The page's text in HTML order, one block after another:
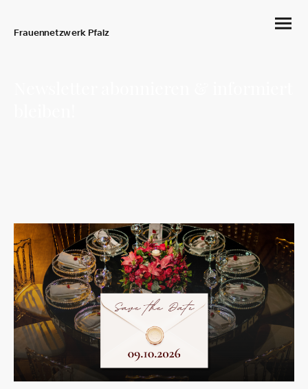
Frauennetzwerk Pfalz